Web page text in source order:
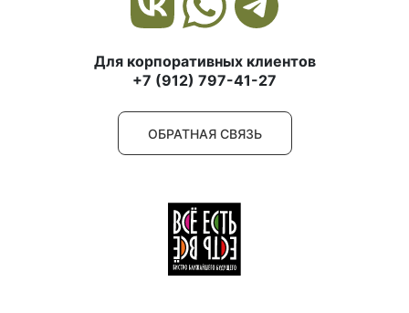
Для корпоративных клиентов
+7 (912) 797-41-27
ОБРАТНАЯ СВЯЗЬ